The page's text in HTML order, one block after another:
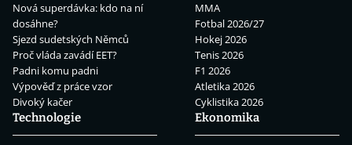
Nová superdávka: kdo na ní
dosáhne?
Sjezd sudetských Němců
Proč vláda zavádí EET?
Padni komu padni
Výpověď z práce vzor
Divoký kačer
MMA
Fotbal 2026/27
Hokej 2026
Tenis 2026
F1 2026
Atletika 2026
Cyklistika 2026
Technologie
Ekonomika